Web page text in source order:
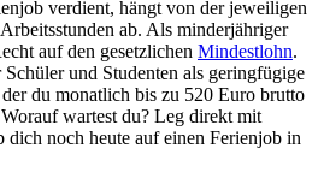
verdient, hängt von der jeweiligen
ab. Als minderjähriger
auf den gesetzlichen Mindestlohn.
und Studenten als geringfügige
du monatlich bis zu 520 Euro brutto
wartest du? Leg direkt mit
dich noch heute auf einen Ferienjob in